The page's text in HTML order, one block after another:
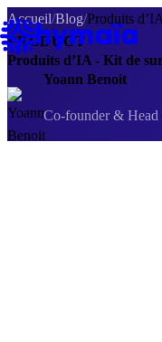
Accueil/Blog/Produits
PRODUCT
Produits d’IA - Kit de
Yoann Benoit
Co-founder & Head
Panneau de gestion des